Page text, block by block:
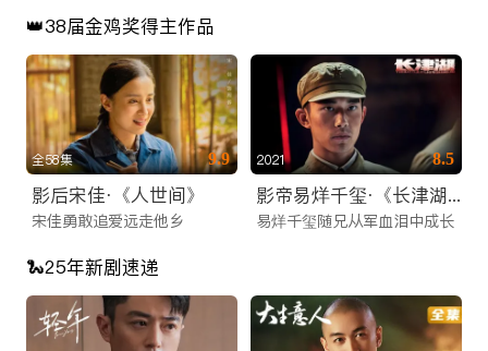
3. 爆款综艺与少儿动画
除了影视剧，我们还引进了国内各大卫视和视频平台的S级综艺
节目。热门的真人秀、音乐竞演、脱口秀等节目零时差上线，让
您紧跟国内流行话题。同时，专门为海外华裔儿童打造的少儿动
画板块，精选优质国漫，寓教于乐，帮助孩子学习中文，传承中
零时差连接：高清稳定的华人直播服务
除了点播内容，iTalkBB TV 的另一大核心特色是提供极其稳定
的海外网络电视直播服务。我们深知直播信号对海外用户的重要
👑38届金鸡奖得主作品
全58集 9.9
影后宋佳·《人世间》
宋佳勇敢追爱远走他乡
2021 8.5
影帝易烊千玺·《长津湖》
易烊千玺随兄从军血泪中成长
🐍25年新剧速递